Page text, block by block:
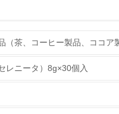
茶、コーヒー製品、ココア
レニータ）8g×30個入